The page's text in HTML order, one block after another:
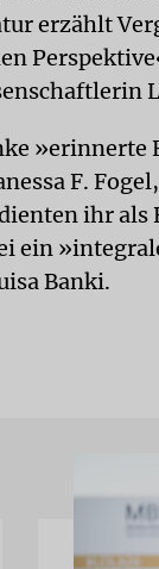
erzählt
F.
ihr
ein
Banki.